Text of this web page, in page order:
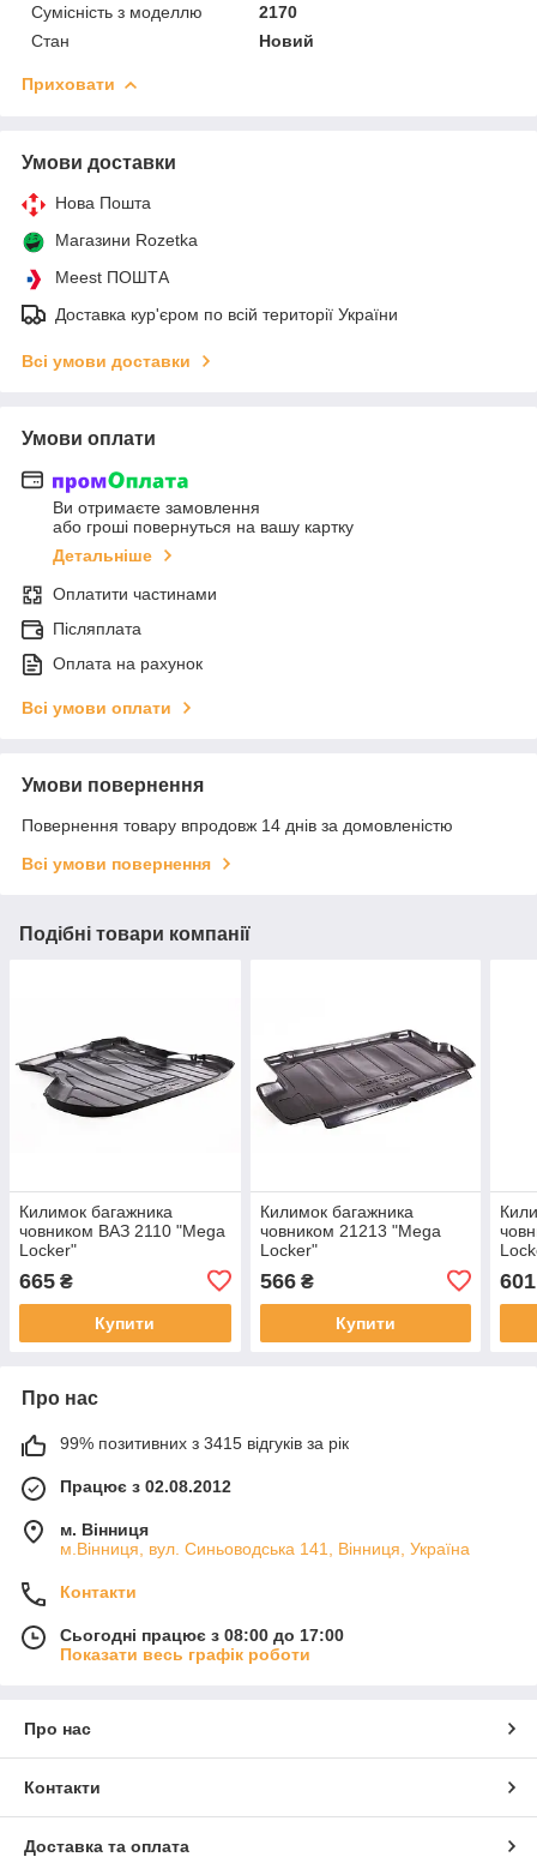
Сумісність з моделлю
2170
Стан
Новий
Приховати
Умови доставки
Нова Пошта
Магазини Rozetka
Meest ПОШТА
Доставка кур'єром по всій території України
Всі умови доставки
Умови оплати
Ви отримаєте замовлення
або гроші повернуться на вашу картку
Детальніше
Оплатити частинами
Післяплата
Оплата на рахунок
Всі умови оплати
Умови повернення
Повернення товару впродовж 14 днів за домовленістю
Всі умови повернення
Подібні товари компанії
Килимок багажника
човником ВАЗ 2110 "Mega
Locker"
665 ₴
Купити
Килимок багажника
човником 21213 "Mega
Locker"
566₴
Купити
601
Про нас
99% позитивних з 3415 відгуків за рік
Працює з 02.08.2012
м. Вінниця
м.Вінниця, вул. Синьоводська 141, Вінниця, Україна
Контакти
Сьогодні працює з 08:00 до 17:00
Показати весь графік роботи
Про нас
Контакти
Доставка та оплата